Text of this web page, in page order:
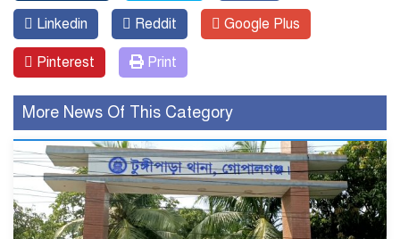
Linkedin Reddit Google Plus
Pinterest Print
More News Of This Category